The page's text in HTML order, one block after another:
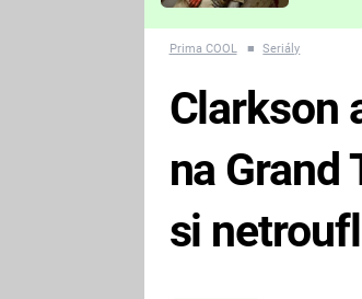
nejvíc
Prima COOL ■ Seriály
Clarkson
na Grand
si